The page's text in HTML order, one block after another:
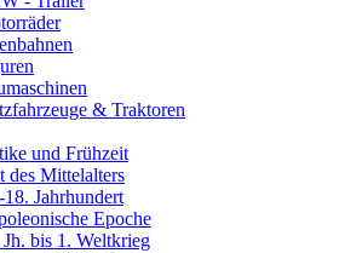
& Traktoren
und Frühzeit
des Mittelalters
18. Jahrhundert
Epoche
Jh. bis 1. Weltkrieg